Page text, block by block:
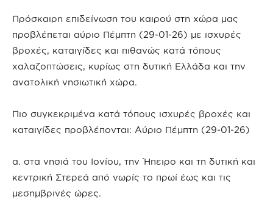
Πρόσκαιρη επιδείνωση του καιρού στη χώρα μας
προβλέπεται αύριο Πέμπτη (29-01-26) με ισχυρές
βροχές, καταιγίδες και πιθανώς κατά τόπους
χαλαζοπτώσεις, κυρίως στη δυτική Ελλάδα και την
ανατολική νησιωτική χώρα.
Πιο συγκεκριμένα κατά τόπους ισχυρές βροχές και
καταιγίδες προβλέπονται: Αύριο Πέμπτη (29-01-26)
α. στα νησιά του Ιονίου, την Ήπειρο και τη δυτική και
κεντρική Στερεά από νωρίς το πρωί έως και τις
μεσημβρινές ώρες.